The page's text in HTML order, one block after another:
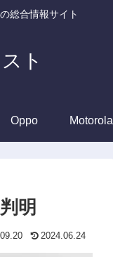
総合情報サイト
ト
Oppo Motorola
明
2024.06.24